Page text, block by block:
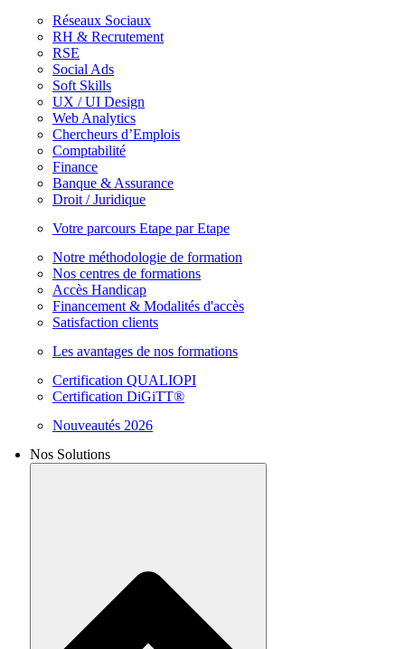
Réseaux Sociaux
RH & Recrutement
RSE
Social Ads
Soft Skills
UX / UI Design
Web Analytics
Chercheurs d’Emplois
Comptabilité
Finance
Banque & Assurance
Droit / Juridique
Votre parcours Etape par Etape
Notre méthodologie de formation
Nos centres de formations
Accès Handicap
Financement & Modalités d'accès
Satisfaction clients
Les avantages de nos formations
Certification QUALIOPI
Certification DiGiTT®
Nouveautés 2026
Nos Solutions